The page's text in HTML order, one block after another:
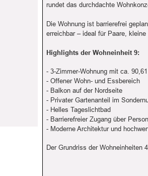
rundet das durchdachte
Die Wohnung ist barrierefrei
erreichbar – ideal für Paare,
Highlights der Wohneinheit 9:
- 3-Zimmer-Wohnung mit ca.
- Offener Wohn- und Essbereich
- Balkon auf der Nordseite
- Privater Gartenanteil im
- Helles Tageslichtbad
- Barrierefreier Zugang über
- Moderne Architektur und
Der Grundriss der Wohneinheiten